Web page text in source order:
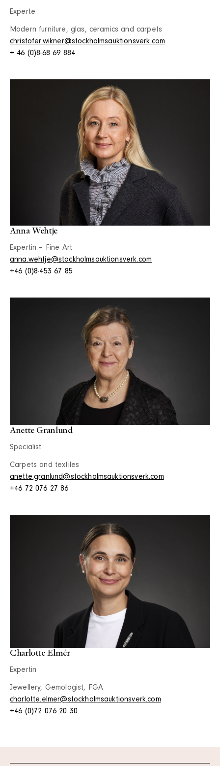
Experte
Modern furniture, glas, ceramics and carpets
christofer.wikner@stockholmsauktionsverk.com
+ 46 (0)8-68 69 884
Anna Wehtje
Expertin – Fine Art
anna.wehtje@stockholmsauktionsverk.com
+46 (0)8-453 67 85
Anette Granlund
Specialist
Carpets and textiles
anette.granlund@stockholmsauktionsverk.com
+46 72 076 27 86
Charlotte Elmér
Expertin
Jewellery, Gemologist, FGA
charlotte.elmer@stockholmsauktionsverk.com
+46 (0)72 076 20 30